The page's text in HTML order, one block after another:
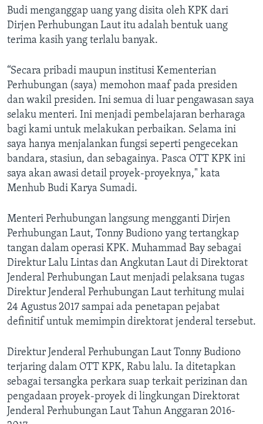
Budi menganggap uang yang disita oleh KPK dari
Dirjen Perhubungan Laut itu adalah bentuk uang
terima kasih yang terlalu banyak.
“Secara pribadi maupun institusi Kementerian
Perhubungan (saya) memohon maaf pada presiden
dan wakil presiden. Ini semua di luar pengawasan saya
selaku menteri. Ini menjadi pembelajaran berharaga
bagi kami untuk melakukan perbaikan. Selama ini
saya hanya menjalankan fungsi seperti pengecekan
bandara, stasiun, dan sebagainya. Pasca OTT KPK ini
saya akan awasi detail proyek-proyeknya," kata
Menhub Budi Karya Sumadi.
Menteri Perhubungan langsung mengganti Dirjen
Perhubungan Laut, Tonny Budiono yang tertangkap
tangan dalam operasi KPK. Muhammad Bay sebagai
Direktur Lalu Lintas dan Angkutan Laut di Direktorat
Jenderal Perhubungan Laut menjadi pelaksana tugas
Direktur Jenderal Perhubungan Laut terhitung mulai
24 Agustus 2017 sampai ada penetapan pejabat
definitif untuk memimpin direktorat jenderal tersebut.
Direktur Jenderal Perhubungan Laut Tonny Budiono
terjaring dalam OTT KPK, Rabu lalu. Ia ditetapkan
sebagai tersangka perkara suap terkait perizinan dan
pengadaan proyek-proyek di lingkungan Direktorat
Jenderal Perhubungan Laut Tahun Anggaran 2016-